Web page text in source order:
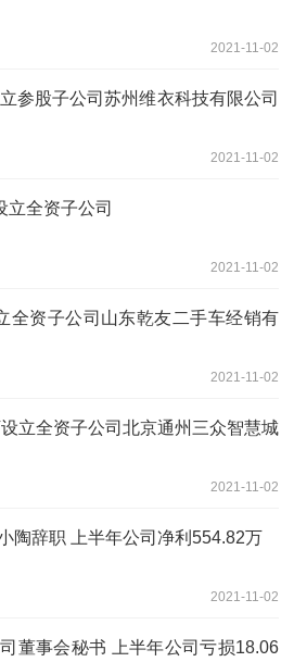
2021-11-02
参股子公司苏州维衣科技有限公司
2021-11-02
立全资子公司
2021-11-02
全资子公司山东乾友二手车经销有
2021-11-02
立全资子公司北京通州三众智慧城
2021-11-02
陶辞职 上半年公司净利554.82万
2021-11-02
董事会秘书 上半年公司亏损18.06